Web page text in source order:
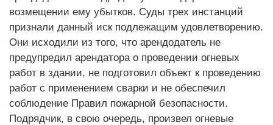
возмещении ему убытков. Суды трех инстанций
признали данный иск подлежащим удовлетворению.
Они исходили из того, что арендодатель не
предупредил арендатора о проведении огневых
работ в здании, не подготовил объект к проведению
работ с применением сварки и не обеспечил
соблюдение Правил пожарной безопасности.
Подрядчик, в свою очередь, произвел огневые